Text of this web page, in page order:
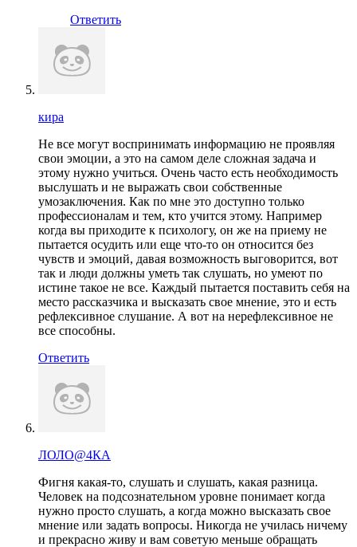
Ответить
кира
Не все могут воспринимать информацию не проявляя
свои эмоции, а это на самом деле сложная задача и
этому нужно учиться. Очень часто есть необходимость
выслушать и не выражать свои собственные
умозаключения. Как по мне это доступно только
профессионалам и тем, кто учится этому. Например
когда вы приходите к психологу, он же на приему не
пытается осудить или еще что-то он относится без
чувств и эмоций, давая возможность выговорится, вот
так и люди должны уметь так слушать, но умеют по
истине такое не все. Каждый пытается поставить себя на
место рассказчика и высказать свое мнение, это и есть
рефлексивное слушание. А вот на нерефлексивное не
все способны.
Ответить
ЛОЛО@4КА
Фигня какая-то, слушать и слушать, какая разница.
Человек на подсознательном уровне понимает когда
нужно просто слушать, а когда можно высказать свое
мнение или задать вопросы. Никогда не училась ничему
и прекрасно живу и вам советую меньше обращать